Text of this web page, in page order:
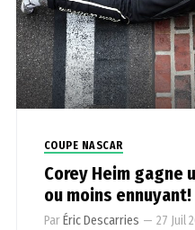
COUPE NASCAR
Corey Heim gagne
ou moins ennuyant!
ParÉric Descarries — 27 Juil